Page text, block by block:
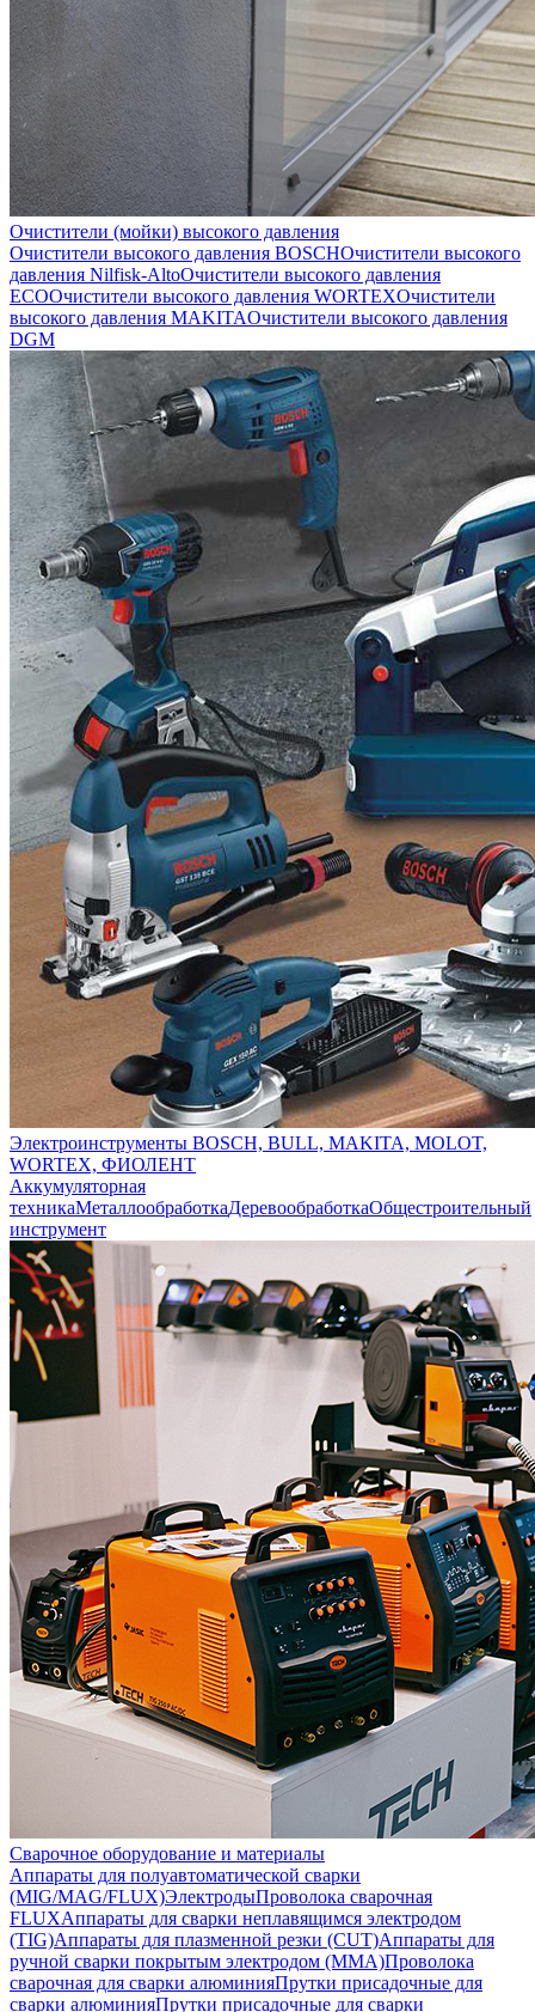
Очистители (мойки) высокого давления
Очистители высокого давления BOSCHОчистители высокого
давления Nilfisk-AltoОчистители высокого давления
ECOОчистители высокого давления WORTEXОчистители
высокого давления MAKITAОчистители высокого давления
DGM
Электроинструменты BOSCH, BULL, MAKITA, MOLOT,
WORTEX, ФИОЛЕНТ
Аккумуляторная
техникаМеталлообработкаДеревообработкаОбщестроительный
инструмент
Сварочное оборудование и материалы
Аппараты для полуавтоматической сварки
(MIG/MAG/FLUX)ЭлектродыПроволока сварочная
FLUXАппараты для сварки неплавящимся электродом
(TIG)Аппараты для плазменной резки (CUT)Аппараты для
ручной сварки покрытым электродом (MMA)Проволока
сварочная для сварки алюминияПрутки присадочные для
сварки алюминияПрутки присадочные для сварки